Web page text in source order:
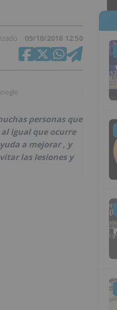
09/10/2016 12:50
personas que
igual que ocurre
a mejorar , y
las lesiones y